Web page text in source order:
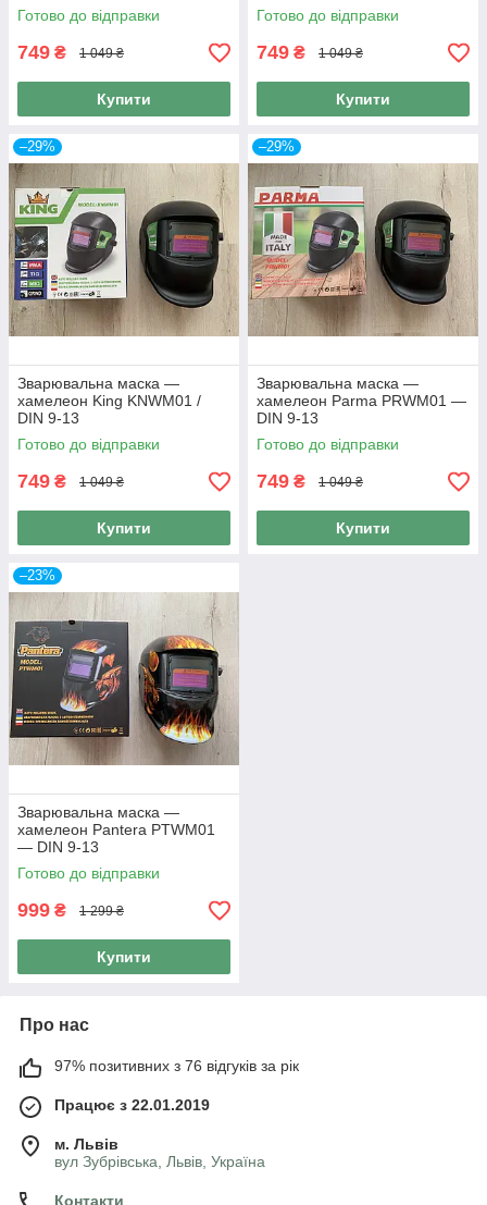
Готово до відправки
749 ₴ 1 049 ₴
Купити
Готово до відправки
749 ₴ 1 049 ₴
Купити
–29%
Зварювальна маска —
хамелеон King KNWM01 /
DIN 9-13
Готово до відправки
749 ₴ 1 049 ₴
Купити
–29%
Зварювальна маска —
хамелеон Parma PRWM01 —
DIN 9-13
Готово до відправки
749 ₴ 1 049 ₴
Купити
–23%
Зварювальна маска —
хамелеон Pantera PTWM01
— DIN 9-13
Готово до відправки
999 ₴ 1 299 ₴
Купити
Про нас
97% позитивних з 76 відгуків за рік
Працює з 22.01.2019
м. Львів
вул Зубрівська, Львів, Україна
Контакти